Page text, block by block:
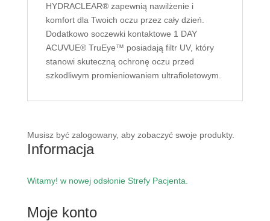
realizacji
10dni.
HYDRACLEAR® zapewnią nawilżenie i
komfort dla Twoich oczu przez cały dzień.
Dodatkowo soczewki kontaktowe 1 DAY
ACUVUE® TruEye™ posiadają filtr UV, który
stanowi skuteczną ochronę oczu przed
szkodliwym promieniowaniem ultrafioletowym.
Musisz być zalogowany, aby zobaczyć swoje produkty.
Informacja
Witamy! w nowej odsłonie Strefy Pacjenta.
Moje konto